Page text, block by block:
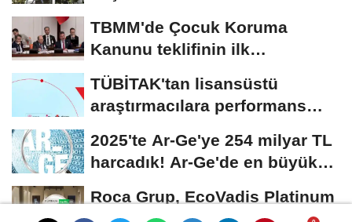
TBMM'de Çocuk Koruma
Kanunu teklifinin ilk
görüşmeleri tamamlandı
TÜBİTAK'tan lisansüstü
araştırmacılara performans
2025'te Ar-Ge'ye 254 milyar TL
harcadık! Ar-Ge'de en büyük
Roca Grup, EcoVadis Platinum